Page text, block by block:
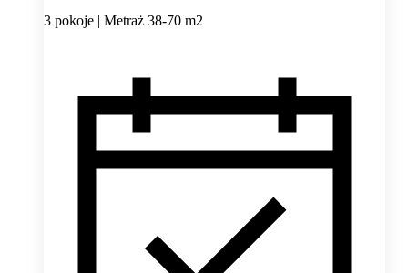
3 pokoje | Metraż 38-70 m2